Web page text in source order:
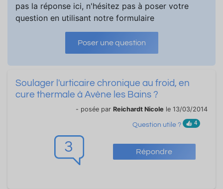
pas la réponse ici, n'hésitez pas à poser votre
question en utilisant notre formulaire
Poser une question
3 Répondre
Soulager l'urticaire chronique au froid, en
cure thermale à Avène les Bains ?
- posée par Reichardt Nicole le 13/03/2014
Question utile ? 4